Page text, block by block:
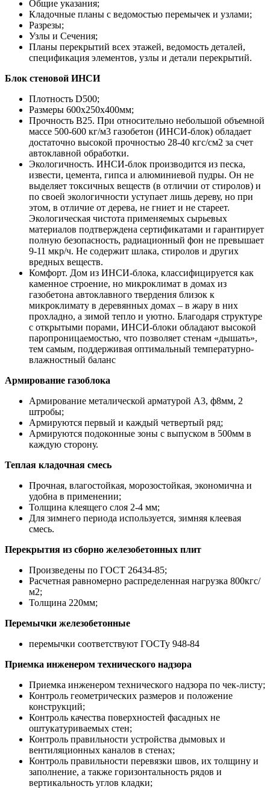
Общие указания;
Кладочные планы с ведомостью перемычек и узлами;
Разрезы;
Узлы и Сечения;
Планы перекрытий всех этажей, ведомость деталей,
спецификация элементов, узлы и детали перекрытий.
Блок стеновой ИНСИ
Плотность D500;
Размеры 600х250х400мм;
Прочность B25. При относительно небольшой объемной
массе 500-600 кг/м3 газобетон (ИНСИ-блок) обладает
достаточно высокой прочностью 28-40 кгс/см2 за счет
автоклавной обработки.
Экологичность. ИНСИ-блок производится из песка,
извести, цемента, гипса и алюминиевой пудры. Он не
выделяет токсичных веществ (в отличии от стиролов) и
по своей экологичности уступает лишь дереву, но при
этом, в отличие от дерева, не гниет и не стареет.
Экологическая чистота применяемых сырьевых
материалов подтверждена сертификатами и гарантирует
полную безопасность, радиационный фон не превышает
9-11 мкр/ч. Не содержит шлака, стиролов и других
вредных веществ.
Комфорт. Дом из ИНСИ-блока, классифицируется как
каменное строение, но микроклимат в домах из
газобетона автоклавного твердения близок к
микроклимату в деревянных домах – в жару в них
прохладно, а зимой тепло и уютно. Благодаря структуре
с открытыми порами, ИНСИ-блоки обладают высокой
паропроницаемостью, что позволяет стенам «дышать»,
тем самым, поддерживая оптимальный температурно-
влажностный баланс
Армирование газоблока
Армирование металической арматурой А3, ф8мм, 2
штробы;
Армируются первый и каждый четвертый ряд;
Армируются подоконные зоны с выпуском в 500мм в
каждую сторону.
Теплая кладочная смесь
Прочная, влагостойкая, морозостойкая, экономична и
удобна в применении;
Толщина клеящего слоя 2-4 мм;
Для зимнего периода используется, зимняя клеевая
смесь.
Перекрытия из сборно железобетонных плит
Произведены по ГОСТ 26434-85;
Расчетная равномерно распределенная нагрузка 800кгс/
м2;
Толщина 220мм;
Перемычки железобетонные
перемычки соответствуют ГОСТу 948-84
Приемка инженером технического надзора
Приемка инженером технического надзора по чек-листу;
Контроль геометрических размеров и положение
конструкций;
Контроль качества поверхностей фасадных не
оштукатуриваемых стен;
Контроль правильности устройства дымовых и
вентиляционных каналов в стенах;
Контроль правильности перевязки швов, их толщину и
заполнение, а также горизонтальность рядов и
вертикальность углов кладки;